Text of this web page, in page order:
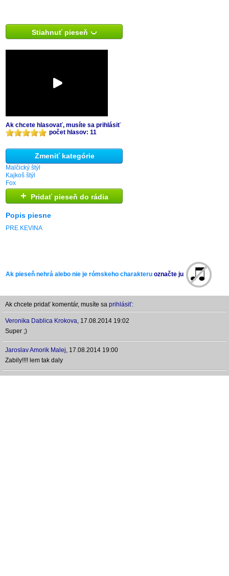
Stiahnuť pieseň
Ak chcete hlasovať, musíte sa prihlásiť
počet hlasov: 11
Zmeniť kategórie
Malčický štýl
Kajkoš štýl
Fox
+ Pridať pieseň do rádia
Popis piesne
PRE KEVINA
Ak pieseň nehrá alebo nie je rómskeho charakteru označte ju
Ak chcete pridať komentár, musíte sa prihlásiť:
Veronika Dablica Krokova, 17.08.2014 19:02
Super ;)
Jaroslav Amorik Malej, 17.08.2014 19:00
Zabily!!!! lem tak daly